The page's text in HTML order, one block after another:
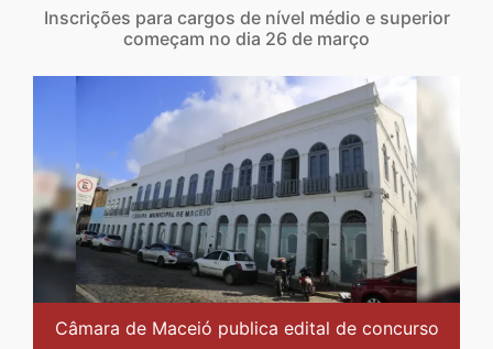
Inscrições para cargos de nível médio e superior
começam no dia 26 de março
Câmara de Maceió publica edital de concurso